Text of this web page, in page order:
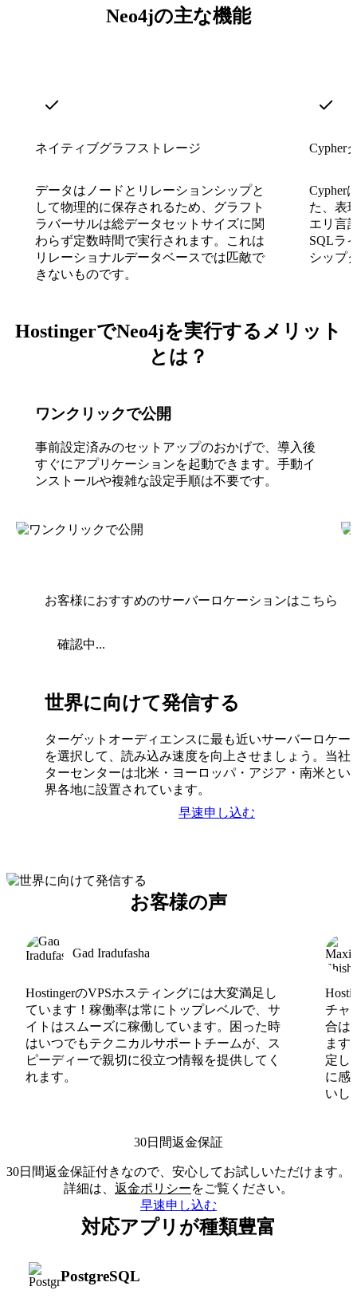
Neo4jの主な機能
ネイティブグラフストレージ
データはノードとリレーションシップと
して物理的に保存されるため、グラフト
ラバーサルは総データセットサイズに関
わらず定数時間で実行されます。これは
リレーショナルデータベースでは匹敵で
きないものです。
Cypher
Cypher
た、表
エリ言
SQLラ
シップ
HostingerでNeo4jを実行するメリット
とは？
ワンクリックで公開
事前設定済みのセットアップのおかげで、導入後
すぐにアプリケーションを起動できます。手動イ
ンストールや複雑な設定手順は不要です。
お客様におすすめのサーバーロケーションはこちら
確認中...
世界に向けて発信する
ターゲットオーディエンスに最も近いサーバーロケー
を選択して、読み込み速度を向上させましょう。当社
ターセンターは北米・ヨーロッパ・アジア・南米とい
界各地に設置されています。
早速申し込む
お客様の声
Gad Iradufasha
HostingerのVPSホスティングには大変満足し
ています！稼働率は常にトップレベルで、サ
イトはスムーズに稼働しています。困った時
はいつでもテクニカルサポートチームが、ス
ピーディーで親切に役立つ情報を提供してく
れます。
チャ
合は
ます
定し
に感
いし
30日間返金保証
30日間返金保証付きなので、安心してお試しいただけます。
詳細は、 返金ポリシーをご覧ください。
早速申し込む
対応アプリが種類豊富
PostgreSQL